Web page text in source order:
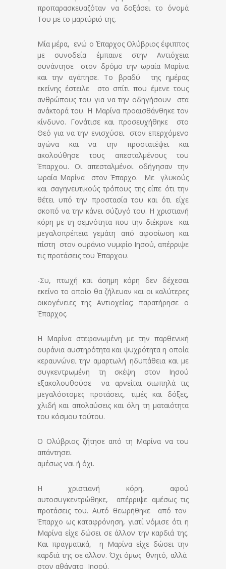
προπαρασκευαζόταν να δοξάσει το όνομά
Του με το μαρτύριό της.
Μία μέρα, ενώ ο Έπαρχος Ολύβριος έφιππος
με συνοδεία έμπαινε στην Αντιόχεια
συνάντησε στον δρόμο την ωραία Μαρίνα
και την αγάπησε. Το βραδύ της ημέρας
εκείνης έστειλε στο σπίτι που έμενε τους
ανθρώπους του για να την οδηγήσουν στα
ανάκτορά του. Η Μαρίνα προαισθάνθηκε τον
κίνδυνο. Γονάτισε και προσευχήθηκε στο
Θεό για να την ενισχύσει στον επερχόμενο
αγώνα και να την προστατέψει και
ακολούθησε τους απεσταλμένους του
Έπαρχου. Οι απεσταλμένοι οδήγησαν την
ωραία Μαρίνα στον Έπαρχο. Με γλυκούς
και σαγηνευτικούς τρόπους της είπε ότι την
θέτει υπό την προστασία του και ότι είχε
σκοπό να την κάνει σύζυγό του. Η χριστιανή
κόρη με τη σεμνότητα που την διέκρινε και
μεγαλοπρέπεια γεμάτη από αφοσίωση και
πίστη στον ουράνιο νυμφίο Ιησού, απέρριψε
τις προτάσεις του Έπαρχου.
-Συ, πτωχή και άσημη κόρη δεν δέχεσαι
εκείνο το οποίο θα ζήλευαν και οι καλύτερες
οικογένειες της Αντιοχείας; παρατήρησε ο
Έπαρχος.
Η Μαρίνα στεφανωμένη με την παρθενική
ουράνια αυστηρότητα και ψυχρότητα η οποία
κεραυνώνει την αμαρτωλή ηδυπάθεια και με
συγκεντρωμένη τη σκέψη στον Ιησού
εξακολουθούσε να αρνείται σιωπηλά τις
μεγαλόστομες προτάσεις, τιμές και δόξες,
χλιδή και απολαύσεις και όλη τη ματαιότητα
του κόσμου τούτου.
Ο Ολύβριος ζήτησε από τη Μαρίνα να του
απάντησει
αμέσως ναι ή όχι.
Η χριστιανή κόρη, αφού
αυτοσυγκεντρώθηκε, απέρριψε αμέσως τις
προτάσεις του. Αυτό θεωρήθηκε από τον
Έπαρχο ως καταφρόνηση, γιατί νόμισε ότι η
Μαρίνα είχε δώσει σε άλλον την καρδιά της.
Και πραγματικά, η Μαρίνα είχε δώσει την
καρδιά της σε άλλον. Όχι όμως θνητό, αλλά
στον αθάνατο Ιησού.